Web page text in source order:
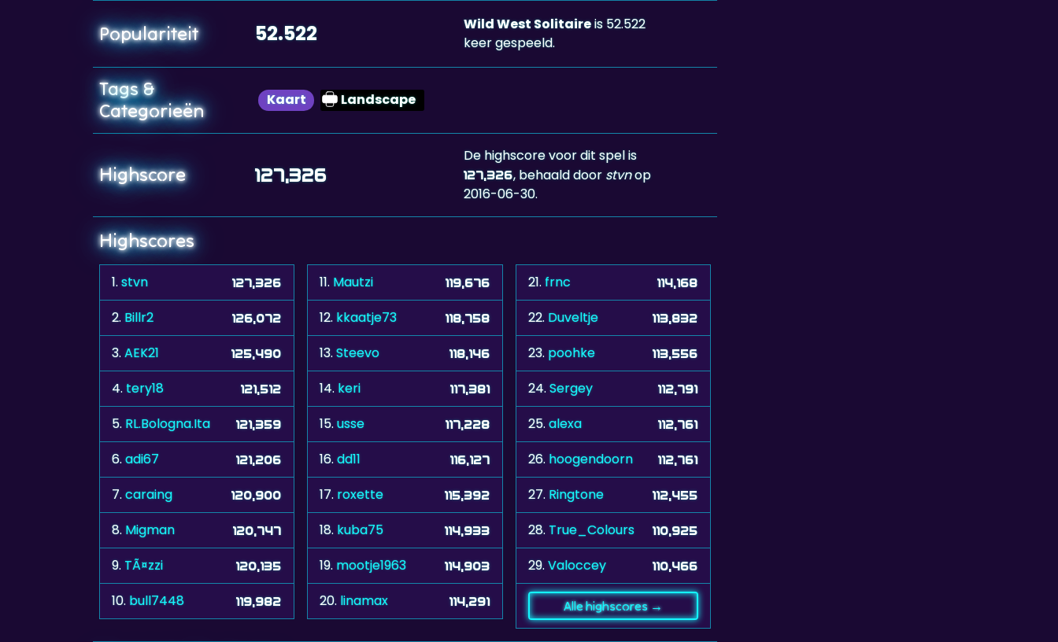
Populariteit 52.522 Wild West Solitaireis 52.522
keer gespeeld.
Tags &
Categorieën
Kaart Landscape
Highscore 127,326
De highscore voor dit spel is
127,326, behaald door stvnop
2016-06-30.
Highscores
1.stvn 127,326
2. Billr2 126,072
3.AEK21 125,490
4.tery18 121,512
5. RL.Bologna.Ita 121,359
6.adi67 121,206
7.caraing 120,900
8. Migman 120,747
9. TÃ¤zzi 120,135
10. bull7448 119,982
11. Mautzi 119,676
12. kkaatje73 118,758
13.Steevo 118,146
14. keri 117,381
15.usse 117,228
16.dd11 116,127
17. roxette 115,392
18. kuba75 114,933
19. mootje1963 114,903
20. linamax 114,291
21.frnc 114,168
22. Duveltje 113,832
23. poohke 113,556
24.Sergey 112,791
25.alexa 112,761
26. hoogendoorn 112,761
27. Ringtone 112,455
28. True_Colours 110,925
29.Valoccey 110,466
Alle highscores →